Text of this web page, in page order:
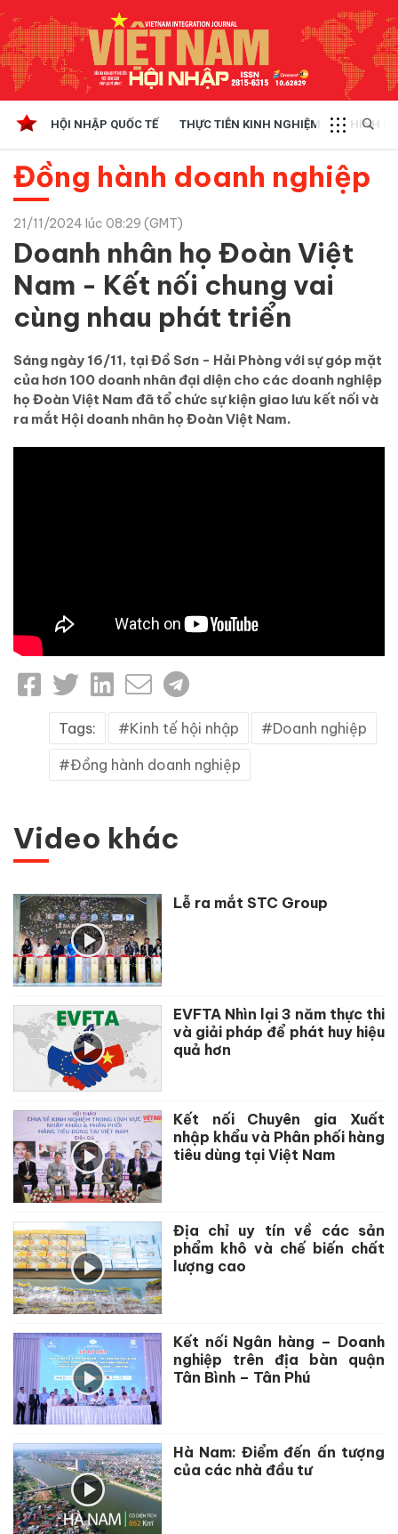
HỘI NHẬP QUỐC TẾ THỰC TIỄN KINH NGHIỆM CHÍNH
Đồng hành doanh nghiệp
21/11/2024 lúc 08:29 (GMT)
Doanh nhân họ Đoàn Việt
Nam - Kết nối chung vai
cùng nhau phát triển
Sáng ngày 16/11, tại Đồ Sơn - Hải Phòng với sự góp mặt
của hơn 100 doanh nhân đại diện cho các doanh nghiệp
họ Đoàn Việt Nam đã tổ chức sự kiện giao lưu kết nối và
ra mắt Hội doanh nhân họ Đoàn Việt Nam.
Tags: Kinh tế hội nhập Doanh nghiệp
Đồng hành doanh nghiệp
Video khác
Lễ ra mắt STC Group
EVFTA Nhìn lại 3 năm thực thi
và giải pháp để phát huy hiệu
quả hơn
Kết nối Chuyên gia Xuất
nhập khẩu và Phân phối hàng
tiêu dùng tại Việt Nam
Địa chỉ uy tín về các sản
phẩm khô và chế biến chất
lượng cao
Kết nối Ngân hàng – Doanh
nghiệp trên địa bàn quận
Tân Bình – Tân Phú
Hà Nam: Điểm đến ấn tượng
của các nhà đầu tư